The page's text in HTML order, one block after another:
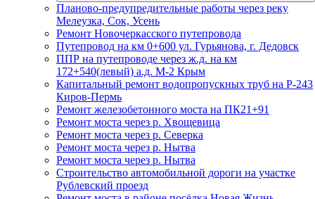
Планово-предупредительные работы через реку
Мелеузка, Сок, Усень
Ремонт Новочеркасского путепровода
Путепровод на км 0+600 ул. Гурьянова, г. Дедовск
ППР на путепроводе через ж.д. на км
172+540(левый) а.д. М-2 Крым
Капитальный ремонт водопропускных труб на Р-243
Киров-Пермь
Ремонт железобетонного моста на ПК21+91
Ремонт моста через р. Хвощевица
Ремонт моста через р. Северка
Ремонт моста через р. Нытва
Ремонт моста через р. Нытва
Строительство автомобильной дороги на участке
Рублевский проезд